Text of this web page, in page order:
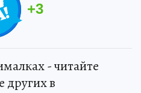
+3
- читайте
других в